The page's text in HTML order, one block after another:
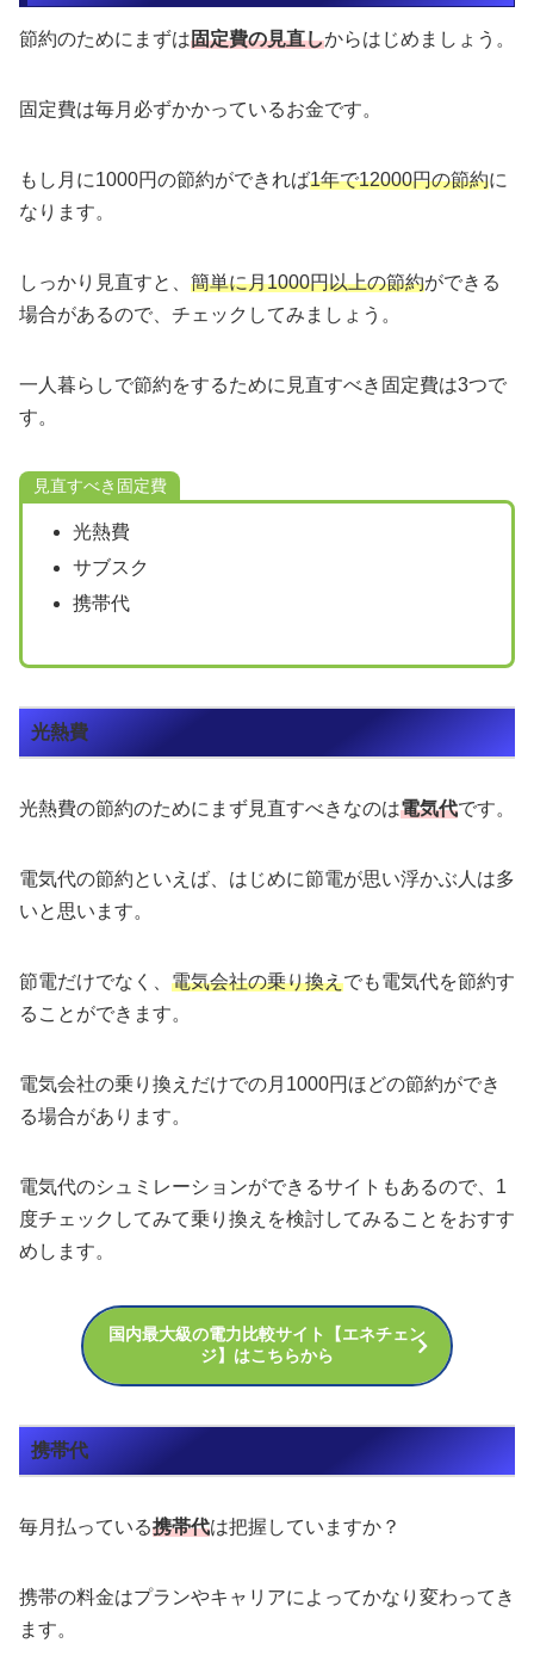
節約のためにまずは固定費の見直しからはじめましょう。
固定費は毎月必ずかかっているお金です。
もし月に1000円の節約ができれば1年で12000円の節約に
なります。
しっかり見直すと、 簡単に月1000円以上の節約ができる
場合があるので、チェックしてみましょう。
一人暮らしで節約をするために見直すべき固定費は3つで
す。
見直すべき固定費
光熱費
サブスク
携帯代
光熱費
光熱費の節約のためにまず見直すべきなのは電気代です。
電気代の節約といえば、はじめに節電が思い浮かぶ人は多
いと思います。
節電だけでなく、 電気会社の乗り換えでも電気代を節約す
ることができます。
電気会社の乗り換えだけでの月1000円ほどの節約ができ
る場合があります。
電気代のシュミレーションができるサイトもあるので、1
度チェックしてみて乗り換えを検討してみることをおすす
めします。
国内最大級の電力比較サイト【エネチェン
ジ】はこちらから
携帯代
毎月払っている携帯代は把握していますか？
携帯の料金はプランやキャリアによってかなり変わってき
ます。